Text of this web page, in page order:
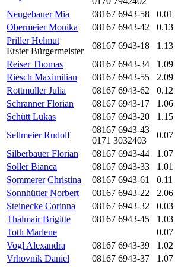
Neugebauer Mia
08167 6943-58 0.01
Obermeier Monika
08167 6943-42 0.13
Priller Helmut
Erster Bürgermeister
08167 6943-18 1.13
Reiser Thomas
08167 6943-34 1.09
Riesch Maximilian
08167 6943-55 2.09
Rottmüller Julia
08167 6943-62 0.12
Schranner Florian
08167 6943-17 1.06
Schütt Lukas
08167 6943-20 1.15
Sellmeier Rudolf
08167 6943-43
0171 3032403
0.07
Silberbauer Florian
08167 6943-44 1.07
Soller Bianca
08167 6943-33 1.01
Sommerer Christina
08167 6943-61 0.11
Sonnhütter Norbert
08167 6943-22 2.06
Steinecke Corinna
08167 6943-32 0.03
Thalmair Brigitte
08167 6943-45 1.03
Toth Marlene
0.07
Vogl Alexandra
08167 6943-39 1.02
Vrhovnik Daniel
08167 6943-37 1.07